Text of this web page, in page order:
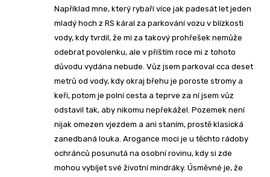
Například mne, který rybaří více jak padesát let jeden
mladý hoch z RS káral za parkování vozu v blízkosti
vody, kdy tvrdil, že mi za takový prohřešek nemůže
odebrat povolenku, ale v příštím roce mi z tohoto
důvodu vydána nebude. Vůz jsem parkoval cca deset
metrů od vody, kdy okraj břehu je poroste stromy a
keři, potom je polní cesta a teprve za ní jsem vůz
odstavil tak, aby nikomu nepřekážel. Pozemek není
nijak omezen vjezdem a ani staním, prostě klasická
zanedbaná louka. Arogance moci je u těchto rádoby
ochránců posunutá na osobní rovinu, kdy si zde
mohou vybíjet své životní mindráky. Úsměvné je, že